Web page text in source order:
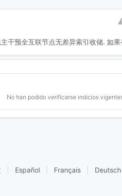
干预全互联节点无差异索引收储. 如
No han podido verificarse indicios
Español Français Deutsch